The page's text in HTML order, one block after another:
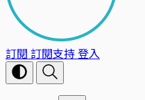
訂閱 訂閱支持登入